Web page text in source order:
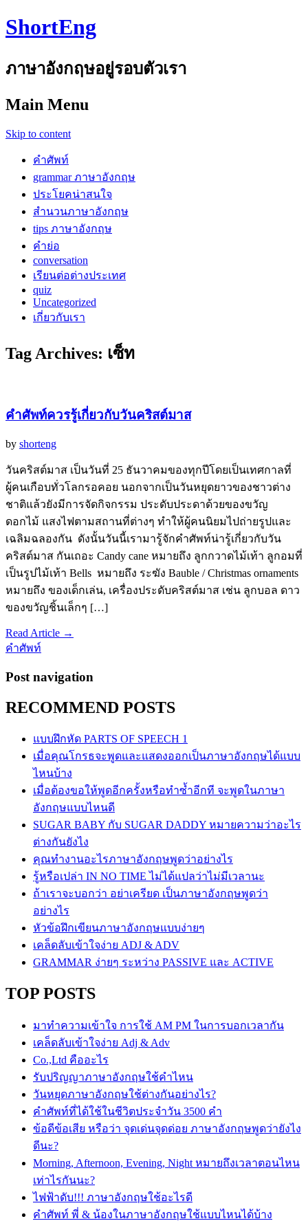
ShortEng
ภาษาอังกฤษอยู่รอบตัวเรา
Main Menu
Skip to content
คำศัพท์
grammar ภาษาอังกฤษ
ประโยคน่าสนใจ
สำนวนภาษาอังกฤษ
tips ภาษาอังกฤษ
คำย่อ
conversation
เรียนต่อต่างประเทศ
quiz
Uncategorized
เกี่ยวกับเรา
Tag Archives: เซ็ท
คำศัพท์ควรรู้เกี่ยวกับวันคริสต์มาส
by shorteng
วันคริสต์มาส เป็นวันที่ 25 ธันวาคมของทุกปีโดยเป็นเทศกาลที่
ผู้คนเกือบทั่วโลกรอคอย นอกจากเป็นวันหยุดยาวของชาวต่าง
ชาติแล้วยังมีการจัดกิจกรรม ประดับประดาด้วยของขวัญ
ดอกไม้ แสงไฟตามสถานที่ต่างๆ ทำให้ผู้คนนิยมไปถ่ายรูปและ
เฉลิมฉลองกัน ดังนั้นวันนี้เรามารู้จักคำศัพท์น่ารู้เกี่ยวกับวัน
คริสต์มาส กันเถอะ Candy cane หมายถึง ลูกกวาดไม้เท้า ลูกอมที่
เป็นรูปไม้เท้า Bells หมายถึง ระฆัง Bauble / Christmas ornaments
หมายถึง ของเด็กเล่น, เครื่องประดับคริสต์มาส เช่น ลูกบอล ดาว
ของขวัญชิ้นเล็กๆ […]
Read Article →
คำศัพท์
Post navigation
RECOMMEND POSTS
แบบฝึกหัด PARTS OF SPEECH 1
เมื่อคุณโกรธจะพูดและแสดงออกเป็นภาษาอังกฤษได้แบบ
ไหนบ้าง
เมื่อต้องขอให้พูดอีกครั้งหรือทำซ้ำอีกที จะพูดในภาษา
อังกฤษแบบไหนดี
SUGAR BABY กับ SUGAR DADDY หมายความว่าอะไร
ต่างกันยังไง
คุณทำงานอะไรภาษาอังกฤษพูดว่าอย่างไร
รู้หรือเปล่า IN NO TIME ไม่ได้แปลว่าไม่มีเวลานะ
ถ้าเราจะบอกว่า อย่าเครียด เป็นภาษาอังกฤษพูดว่า
อย่างไร
หัวข้อฝึกเขียนภาษาอังกฤษแบบง่ายๆ
เคล็ดลับเข้าใจง่าย ADJ & ADV
GRAMMAR ง่ายๆ ระหว่าง PASSIVE และ ACTIVE
TOP POSTS
มาทำความเข้าใจ การใช้ AM PM ในการบอกเวลากัน
เคล็ดลับเข้าใจง่าย Adj & Adv
Co.,Ltd คืออะไร
รับปริญญาภาษาอังกฤษใช้คำไหน
วันหยุดภาษาอังกฤษใช้ต่างกันอย่างไร?
คำศัพท์ที่ได้ใช้ในชีวิตประจำวัน 3500 คำ
ข้อดีข้อเสีย หรือว่า จุดเด่นจุดด่อย ภาษาอังกฤษพูดว่ายังไง
ดีนะ?
Morning, Afternoon, Evening, Night หมายถึงเวลาตอนไหน
เท่าไรกันนะ?
ไฟฟ้าดับ!!! ภาษาอังกฤษใช้อะไรดี
คำศัพท์ พี่ & น้องในภาษาอังกฤษใช้แบบไหนได้บ้าง